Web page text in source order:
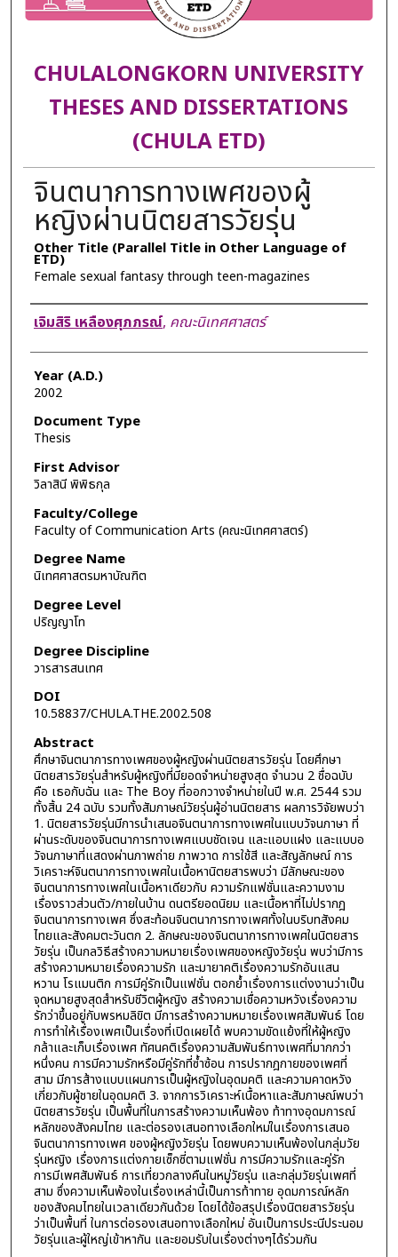
CHULALONGKORN UNIVERSITY
THESES AND DISSERTATIONS
(CHULA ETD)
จินตนาการทางเพศของผู้
หญิงผ่านนิตยสารวัยรุ่น
Other Title (Parallel Title in Other Language of
ETD)
Female sexual fantasy through teen-magazines
Author
เจิมสิริ เหลืองศุภภรณ์, คณะนิเทศศาสตร์
Year (A.D.)
2002
Document Type
Thesis
First Advisor
วิลาสินี พิพิธกุล
Faculty/College
Faculty of Communication Arts (คณะนิเทศศาสตร์)
Degree Name
นิเทศศาสตรมหาบัณฑิต
Degree Level
ปริญญาโท
Degree Discipline
วารสารสนเทศ
DOI
10.58837/CHULA.THE.2002.508
Abstract
ศึกษาจินตนาการทางเพศของผู้หญิงผ่านนิตยสารวัยรุ่น โดยศึกษา
นิตยสารวัยรุ่นสำหรับผู้หญิงที่มียอดจำหน่ายสูงสุด จำนวน 2 ชื่อฉบับ
คือ เธอกับฉัน และ The Boy ที่ออกวางจำหน่ายในปี พ.ศ. 2544 รวม
ทั้งสิ้น 24 ฉบับ รวมทั้งสัมภาษณ์วัยรุ่นผู้อ่านนิตยสาร ผลการวิจัยพบว่า
1. นิตยสารวัยรุ่นมีการนำเสนอจินตนาการทางเพศในแบบวัจนภาษา ที่
ผ่านระดับของจินตนาการทางเพศแบบชัดเจน และแอบแฝง และแบบอ
วัจนภาษาที่แสดงผ่านภาพถ่าย ภาพวาด การใช้สี และสัญลักษณ์ การ
วิเคราะห์จินตนาการทางเพศในเนื้อหานิตยสารพบว่า มีลักษณะของ
จินตนาการทางเพศในเนื้อหาเดียวกับ ความรักแฟชั่นและความงาม
เรื่องราวส่วนตัว/ภายในบ้าน ดนตรียอดนิยม และเนื้อหาที่ไม่ปรากฎ
จินตนาการทางเพศ ซึ่งสะท้อนจินตนาการทางเพศทั้งในบริบทสังคม
ไทยและสังคมตะวันตก 2. ลักษณะของจินตนาการทางเพศในนิตยสาร
วัยรุ่น เป็นกลวิธีสร้างความหมายเรื่องเพศของหญิงวัยรุ่น พบว่ามีการ
สร้างความหมายเรื่องความรัก และมายาคติเรื่องความรักอันแสน
หวาน โรแมนติก การมีคู่รักเป็นแฟชั่น ตอกย้ำเรื่องการแต่งงานว่าเป็น
จุดหมายสูงสุดสำหรับชีวิตผู้หญิง สร้างความเชื่อความหวังเรื่องความ
รักว่าขึ้นอยู่กับพรหมลิขิต มีการสร้างความหมายเรื่องเพศสัมพันธ์ โดย
การทำให้เรื่องเพศเป็นเรื่องที่เปิดเผยได้ พบความขัดแย้งที่ให้ผู้หญิง
กล้าและเก็บเรื่องเพศ ทัศนคติเรื่องความสัมพันธ์ทางเพศที่มากกว่า
หนึ่งคน การมีความรักหรือมีคู่รักที่ซ้ำซ้อน การปรากฎกายของเพศที่
สาม มีการส้างแบบแผนการเป็นผู้หญิงในอุดมคติ และความคาดหวัง
เกี่ยวกับผู้ชายในอุดมคติ 3. จากการวิเคราะห์เนื้อหาและสัมภาษณ์พบว่า
นิตยสารวัยรุ่น เป็นพื้นที่ในการสร้างความเห็นพ้อง ท้าทางอุดมการณ์
หลักของสังคมไทย และต่อรองเสนอทางเลือกใหม่ในเรื่องการเสนอ
จินตนาการทางเพศ ของผู้หญิงวัยรุ่น โดยพบความเห็นพ้องในกลุ่มวัย
รุ่นหญิง เรื่องการแต่งกายเซ็กซี่ตามแฟชั่น การมีความรักและคู่รัก
การมีเพศสัมพันธ์ การเที่ยวกลางคืนในหมู่วัยรุ่น และกลุ่มวัยรุ่นเพศที่
สาม ซึ่งความเห็นพ้องในเรื่องเหล่านี้เป็นการท้าทาย อุดมการณ์หลัก
ของสังคมไทยในเวลาเดียวกันด้วย โดยได้ข้อสรุปเรื่องนิตยสารวัยรุ่น
ว่าเป็นพื้นที่ ในการต่อรองเสนอทางเลือกใหม่ อันเป็นการประนีประนอม
วัยรุ่นและผู้ใหญ่เข้าหากัน และยอมรับในเรื่องต่างๆได้ร่วมกัน